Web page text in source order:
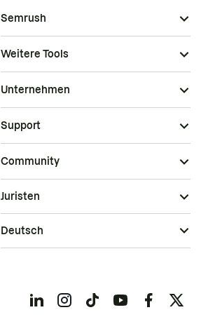
Semrush
Weitere Tools
Unternehmen
Support
Community
Juristen
Deutsch